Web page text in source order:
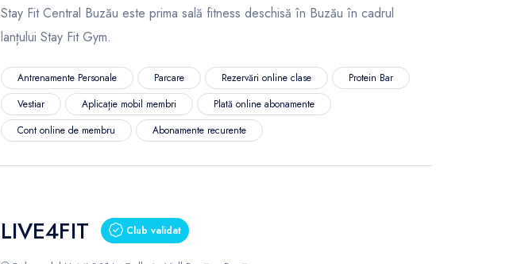
Stay Fit Central Buzău este prima sală fitness deschisă în Buzău în cadrul
lanțului Stay Fit Gym.
Antrenamente Personale Parcare Rezervări online clase
Protein Bar
Vestiar
Aplicație mobil membri
Plată online abonamente
Cont online de membru
Abonamente recurente
LIVE4FIT Club validat